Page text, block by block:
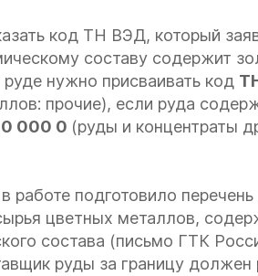
код ТН ВЭД, который
составу содержит
нужно присваивать код
прочие), если руда
000 0 (руды и концентраты
работе подготовило
цветных металлов,
состава (письмо ГТК
руды за границу